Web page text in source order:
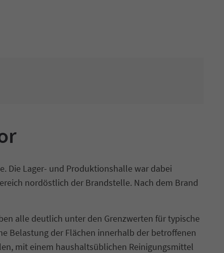
Die Lager- und Produktionshalle war dabei
nordöstlich der Brandstelle. Nach dem Brand
alle deutlich unter den Grenzwerten für typische
Belastung der Flächen innerhalb der betroffenen
mit einem haushaltsüblichen Reinigungsmittel